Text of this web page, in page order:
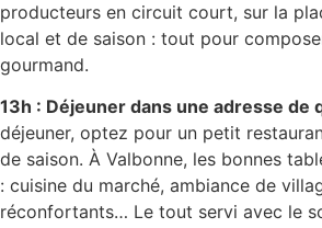
producteurs en circuit court, sur la
local et de saison : tout pour
gourmand.
13h : Déjeuner dans une adresse de
déjeuner, optez pour un petit
de saison. À Valbonne, les bonnes
: cuisine du marché, ambiance de
réconfortants… Le tout servi avec le